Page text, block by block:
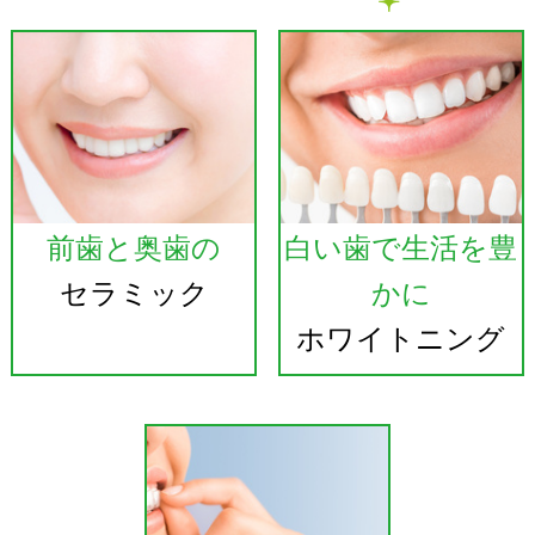
前歯と奥歯の
セラミック
白い歯で生活を豊
かに
ホワイトニング